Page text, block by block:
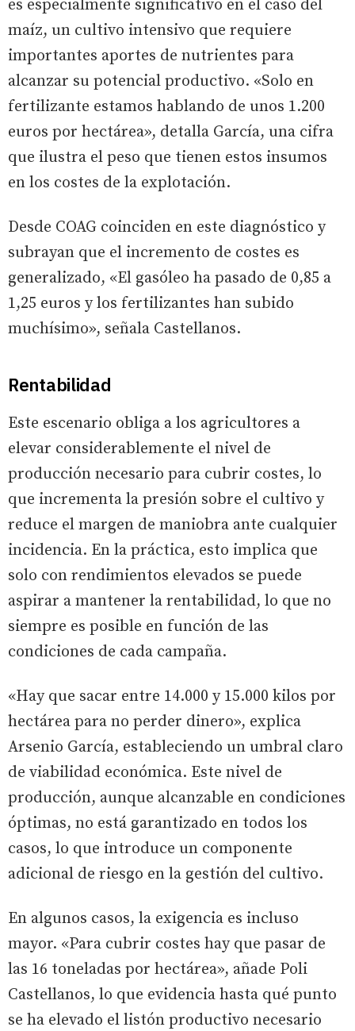
es especialmente significativo en el caso del
maíz, un cultivo intensivo que requiere
importantes aportes de nutrientes para
alcanzar su potencial productivo. «Solo en
fertilizante estamos hablando de unos 1.200
euros por hectárea», detalla García, una cifra
que ilustra el peso que tienen estos insumos
en los costes de la explotación.
Desde COAG coinciden en este diagnóstico y
subrayan que el incremento de costes es
generalizado, «El gasóleo ha pasado de 0,85 a
1,25 euros y los fertilizantes han subido
muchísimo», señala Castellanos.
Rentabilidad
Este escenario obliga a los agricultores a
elevar considerablemente el nivel de
producción necesario para cubrir costes, lo
que incrementa la presión sobre el cultivo y
reduce el margen de maniobra ante cualquier
incidencia. En la práctica, esto implica que
solo con rendimientos elevados se puede
aspirar a mantener la rentabilidad, lo que no
siempre es posible en función de las
condiciones de cada campaña.
«Hay que sacar entre 14.000 y 15.000 kilos por
hectárea para no perder dinero», explica
Arsenio García, estableciendo un umbral claro
de viabilidad económica. Este nivel de
producción, aunque alcanzable en condiciones
óptimas, no está garantizado en todos los
casos, lo que introduce un componente
adicional de riesgo en la gestión del cultivo.
En algunos casos, la exigencia es incluso
mayor. «Para cubrir costes hay que pasar de
las 16 toneladas por hectárea», añade Poli
Castellanos, lo que evidencia hasta qué punto
se ha elevado el listón productivo necesario